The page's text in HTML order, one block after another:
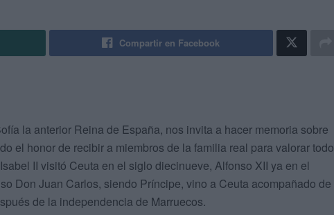
Compartir en Facebook
la anterior Reina de España, nos invita a hacer memoria sobre
el honor de recibir a miembros de la familia real para valorar todo
II visitó Ceuta en el siglo diecinueve, Alfonso XII ya en el
Don Juan Carlos, siendo Príncipe, vino a Ceuta acompañado de
de la independencia de Marruecos.